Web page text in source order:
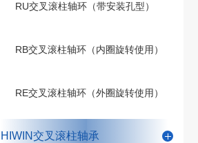
RU交叉滚柱轴环（带安装孔型）
RB交叉滚柱轴环（内圈旋转使用）
RE交叉滚柱轴环（外圈旋转使用）
HIWIN交叉滚柱轴承